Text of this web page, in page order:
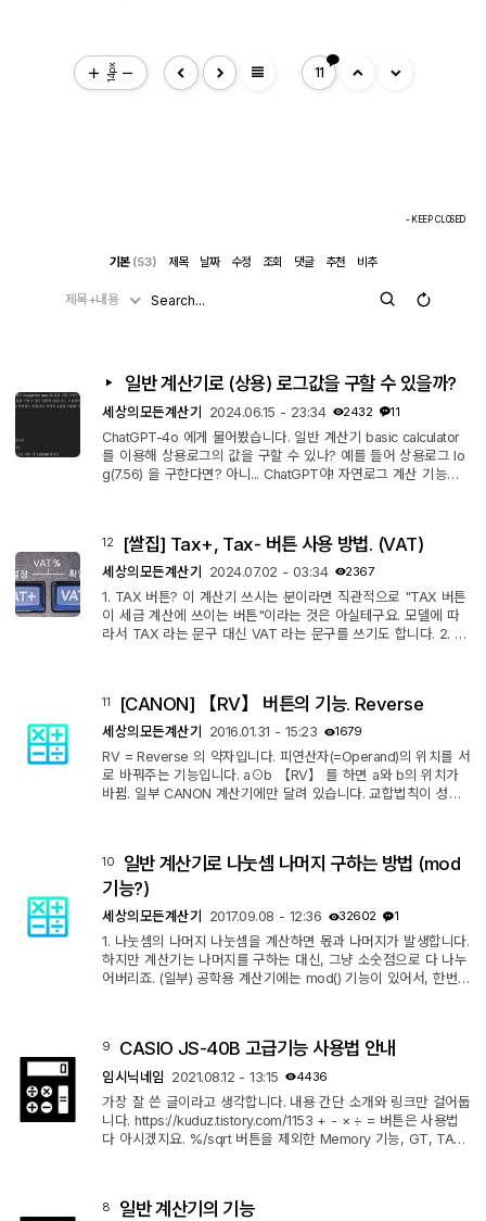
14px view_headline 11
- KEEP CLOSED
기본 (53) 제목 날짜 수정 조회 댓글 추천 비추
제목+내용
일반 계산기로 (상용) 로그값을 구할 수 있을까?
세상의모든계산기 2024.06.15 - 23:34 2432 11
ChatGPT-4o 에게 물어봤습니다. 일반 계산기 basic calculator
를 이용해 상용로그의 값을 구할 수 있나? 예를 들어 상용로그 lo
g(7.56) 을 구한다면? 아니... ChatGPT야! 자연로그 계산 기능이
12 [쌀집] Tax+, Tax- 버튼 사용 방법. (VAT)
세상의모든계산기 2024.07.02 - 03:34 2367
1. TAX 버튼? 이 계산기 쓰시는 분이라면 직관적으로 "TAX 버튼
이 세금 계산에 쓰이는 버튼"이라는 것은 아실테구요. 모델에 따
라서 TAX 라는 문구 대신 VAT 라는 문구를 쓰기도 합니다. 2. 사
+】 결과표시 : VAT+ / 2,200 【VAT+】 결과 표시 : VAT금액 /
200 【VAT+】 결과 표시 : 2,000 【VAT+】 누르면 계속 3개
11 [CANON] 【RV】 버튼의 기능. Reverse
세상의모든계산기 2016.01.31 - 15:23 1679
RV = Reverse 의 약자입니다. 피연산자(=Operand)의 위치를 서
로 바꿔주는 기능입니다. a⊙b 【RV】 를 하면 a와 b의 위치가
바뀜. 일부 CANON 계산기에만 달려 있습니다. 교합법칙이 성립
【1】【RV】【=】 결과 0.2 (5와 1의 위치가 바뀌어서 '1÷5'가
계산됨)
10
일반 계산기로 나눗셈 나머지 구하는 방법 (mod
기능?)
세상의모든계산기 2017.09.08 - 12:36 32602 1
1. 나눗셈의 나머지 나눗셈을 계산하면 몫과 나머지가 발생합니다.
하지만 계산기는 나머지를 구하는 대신, 그냥 소숫점으로 다 나누
어버리죠. (일부) 공학용 계산기에는 mod() 기능이 있어서, 한번에
지에 해당합니다. 소수부분 = 나머지÷제수 가 되니까, 나머지 =
소수부분×제수 로 값을 구할 수 있습니다. 예) 333÷7 = 47.5714
285714285714...
9 CASIO JS-40B 고급기능 사용법 안내
임시닉네임 2021.08.12 - 13:15 4436
가장 잘 쓴 글이라고 생각합니다. 내용 간단 소개와 링크만 걸어둡
니다. https://kuduz.tistory.com/1153 + - × ÷ = 버튼은 사용법
다 아시겠지요. %/sqrt 버튼을 제외한 Memory 기능, GT, TAX
8 일반 계산기의 기능